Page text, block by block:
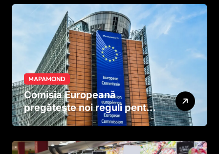
MAPAMOND
Comisia Europeană
pregătește noi reguli pentru
tutun și țigările electronice